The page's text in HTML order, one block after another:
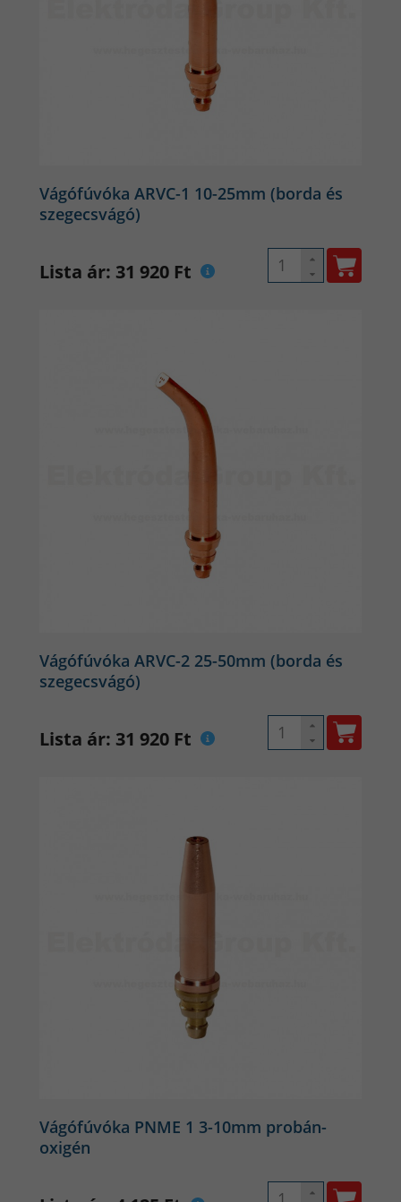
Vágófúvóka ARVC-1 10-25mm (borda és
szegecsvágó)
Lista ár: 31 920 Ft
Vágófúvóka ARVC-2 25-50mm (borda és
szegecsvágó)
Lista ár: 31 920 Ft
Vágófúvóka PNME 1 3-10mm probán-
oxigén